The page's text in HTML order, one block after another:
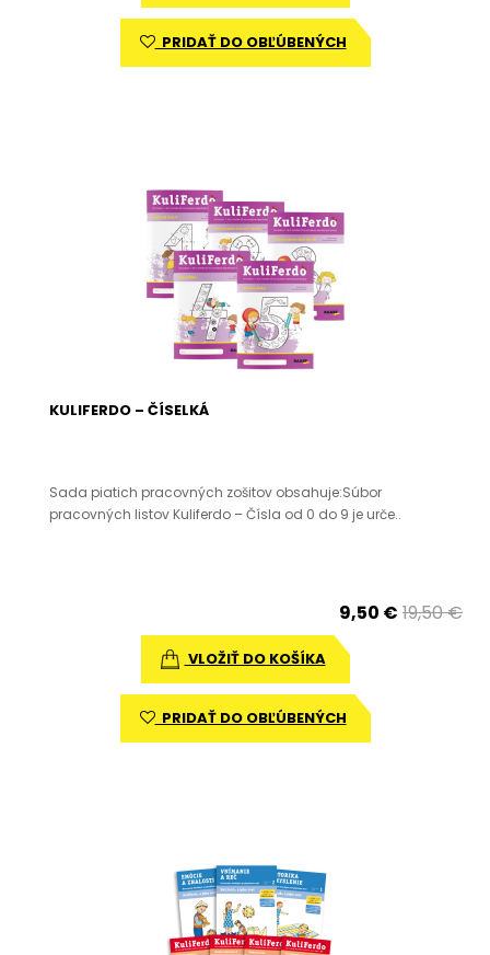
PRIDAŤ DO OBĽÚBENÝCH
KULIFERDO – ČÍSELKÁ
Sada piatich pracovných zošitov obsahuje:Súbor
pracovných listov Kuliferdo – Čísla od 0 do 9 je urče..
9,50 € 19,50 €
VLOŽIŤ DO KOŠÍKA
PRIDAŤ DO OBĽÚBENÝCH